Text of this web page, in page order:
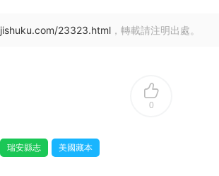
23323.html ，轉載請注明出處。
0
瑞安縣志 美國藏本